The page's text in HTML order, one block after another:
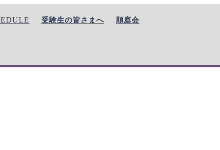
受験生の皆さまへ 順庭会